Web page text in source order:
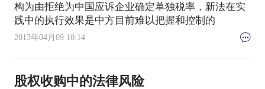
构为由拒绝为中国应诉企业确定单独税率，新法在实
践中的执行效果是中方目前难以把握和控制的
2013年04月09 10:14
股权收购中的法律风险